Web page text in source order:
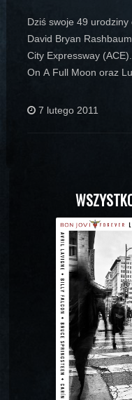
Dziś swoje 49
David Bryan
City Expressway
On A Full Moon oraz
7 lutego 2011